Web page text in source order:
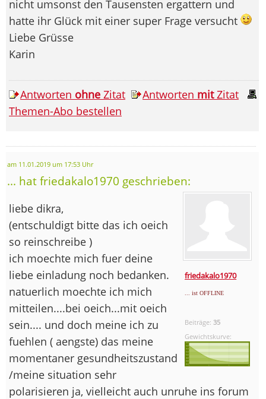
nicht umsonst den Tausensten ergattern und
hatte ihr Glück mit einer super Frage versucht
Liebe Grüsse
Karin
Antworten ohne Zitat Antworten mitZitat
Themen-Abo bestellen
am 11.01.2019 um 17:53 Uhr
... hat friedakalo1970 geschrieben:
friedakalo1970
... ist OFFLINE
Beiträge:35
Gewichtskurve:
liebe dikra,
(entschuldigt bitte das ich oeich
so reinschreibe )
ich moechte mich fuer deine
liebe einladung noch bedanken.
natuerlich moechte ich mich
mitteilen....bei oeich...mit oeich
sein.... und doch meine ich zu
fuehlen ( aengste) das meine
momentaner gesundheitszustand
/meine situation sehr
polarisieren ja, vielleicht auch unruhe ins forum